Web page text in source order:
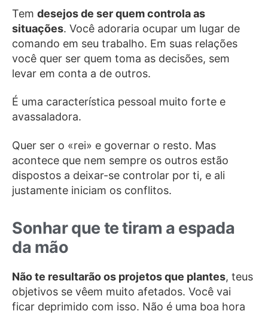
Tem desejos de ser quem controla as
situações. Você adoraria ocupar um lugar de
comando em seu trabalho. Em suas relações
você quer ser quem toma as decisões, sem
levar em conta a de outros.
É uma característica pessoal muito forte e
avassaladora.
Quer ser o «rei» e governar o resto. Mas
acontece que nem sempre os outros estão
dispostos a deixar-se controlar por ti, e ali
justamente iniciam os conflitos.
Sonhar que te tiram a espada
da mão
Não te resultarão os projetos que plantes, teus
objetivos se vêem muito afetados. Você vai
ficar deprimido com isso. Não é uma boa hora